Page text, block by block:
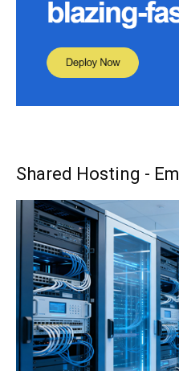
Shared Hosting -